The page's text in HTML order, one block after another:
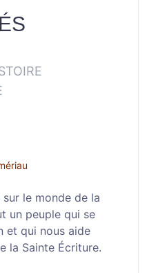
le monde de la
un peuple qui se
et qui nous aide
la Sainte Écriture.